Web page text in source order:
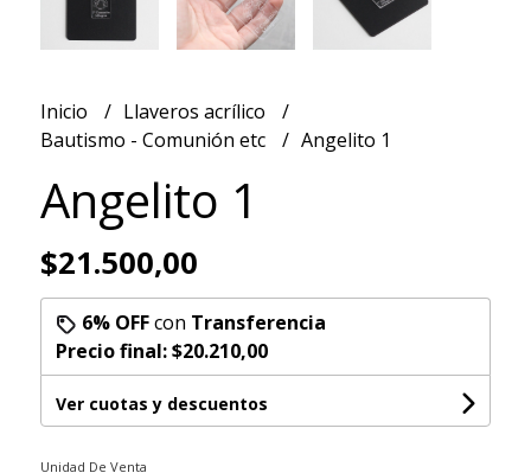
Inicio
Llaveros acrílico
Bautismo - Comunión etc
Angelito 1
Angelito 1
$21.500,00
6% OFFcon Transferencia
Precio final:$20.210,00
Ver cuotas y descuentos
Unidad De Venta